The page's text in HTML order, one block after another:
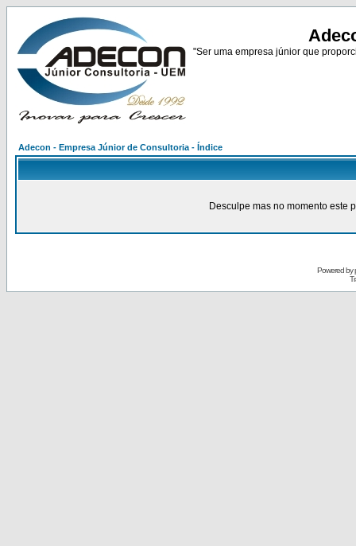
"Ser uma empresa júnior que
Adecon - Empresa Júnior de Consultoria - Índice
Desculpe mas no momento este
Powered by